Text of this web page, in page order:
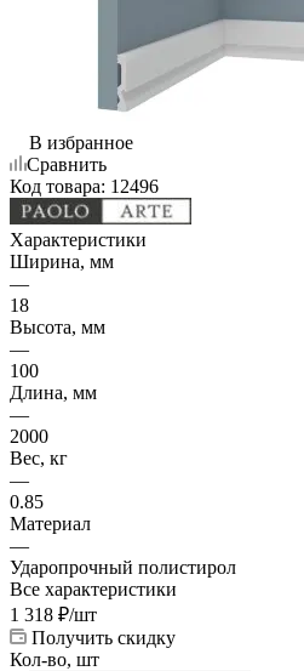
В избранное
Сравнить
Код товара: 12496
Характеристики
Ширина, мм
—
18
Высота, мм
—
100
Длина, мм
—
2000
Вес, кг
—
0.85
Материал
—
Ударопрочный полистирол
Все характеристики
1 318 ₽/шт
Получить скидку
Кол-во, шт